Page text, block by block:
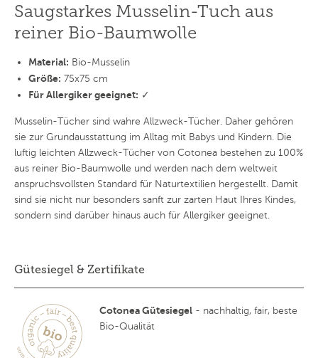
Saugstarkes Musselin-Tuch aus
reiner Bio-Baumwolle
Material: Bio-Musselin
Größe: 75x75 cm
Für Allergiker geeignet: ✓
Musselin-Tücher sind wahre Allzweck-Tücher. Daher gehören
sie zur Grundausstattung im Alltag mit Babys und Kindern. Die
luftig leichten Allzweck-Tücher von Cotonea bestehen zu 100%
aus reiner Bio-Baumwolle und werden nach dem weltweit
anspruchsvollsten Standard für Naturtextilien hergestellt. Damit
sind sie nicht nur besonders sanft zur zarten Haut Ihres Kindes,
sondern sind darüber hinaus auch für Allergiker geeignet.
Gütesiegel & Zertifikate
Cotonea Gütesiegel - nachhaltig, fair, beste
Bio-Qualität